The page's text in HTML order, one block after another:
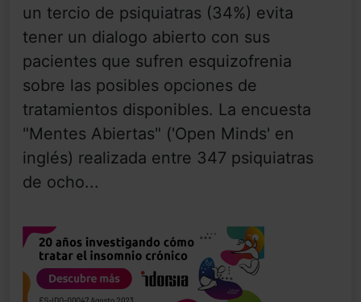
un tercio de psiquiatras (34%) evita
tener un dialogo abierto con sus
pacientes que sufren esquizofrenia
sobre las posibles opciones de
tratamientos disponibles. La encuesta
"Mentes Abiertas" ('Open Minds' en
inglés) realizada entre 347 psiquiatras
de ocho...